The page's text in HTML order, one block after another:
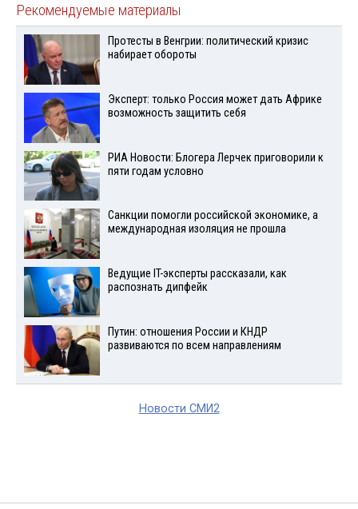
Рекомендуемые материалы
Протесты в Венгрии: политический кризис
набирает обороты
Эксперт: только Россия может дать Африке
возможность защитить себя
РИА Новости: Блогера Лерчек приговорили к
пяти годам условно
Санкции помогли российской экономике, а
международная изоляция не прошла
Ведущие IT-эксперты рассказали, как
распознать дипфейк
Путин: отношения России и КНДР
развиваются по всем направлениям
Новости СМИ2